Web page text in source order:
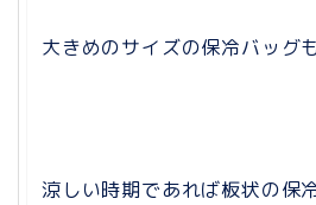
大きめのサイズの保冷バッグ
涼しい時期であれば板状の保